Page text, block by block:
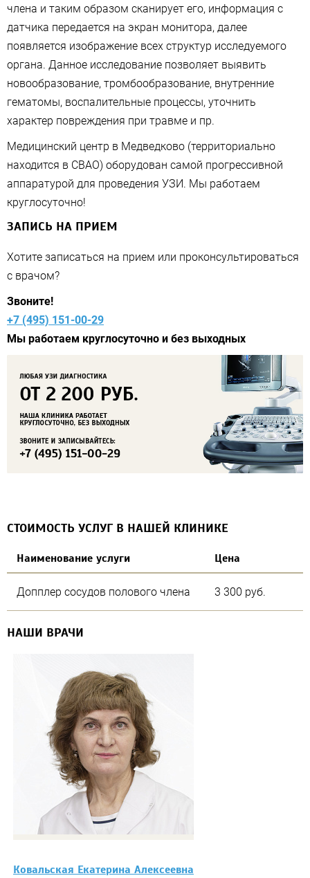
члена и таким образом сканирует его, информация с
датчика передается на экран монитора, далее
появляется изображение всех структур исследуемого
органа. Данное исследование позволяет выявить
новообразование, тромбообразование, внутренние
гематомы, воспалительные процессы, уточнить
характер повреждения при травме и пр.
Медицинский центр в Медведково (территориально
находится в СВАО) оборудован самой прогрессивной
аппаратурой для проведения УЗИ. Мы работаем
круглосуточно!
ЗАПИСЬ НА ПРИЕМ
Хотите записаться на прием или проконсультироваться
с врачом?
Звоните!
+7 (495) 151-00-29
Мы работаем круглосуточно и без выходных
СТОИМОСТЬ УСЛУГ В НАШЕЙ КЛИНИКЕ
Наименование услуги Цена
Допплер сосудов полового члена 3 300 руб.
НАШИ ВРАЧИ
Ковальская Екатерина Алексеевна